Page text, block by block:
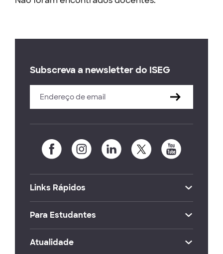
Subscreva a newsletter do ISEG
Links Rápidos
Para Estudantes
Atualidade